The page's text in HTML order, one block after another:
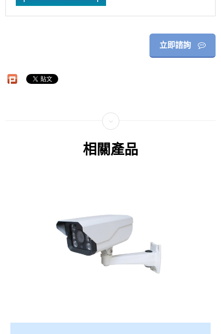
立即諮詢
相關產品